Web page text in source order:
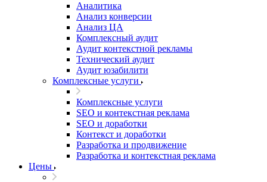
Аналитика
Анализ конверсии
Анализ ЦА
Комплексный аудит
Аудит контекстной рекламы
Технический аудит
Аудит юзабилити
Комплексные услуги
Комплексные услуги
SEO и контекстная реклама
SEO и доработки
Контекст и доработки
Разработка и продвижение
Разработка и контекстная реклама
Цены